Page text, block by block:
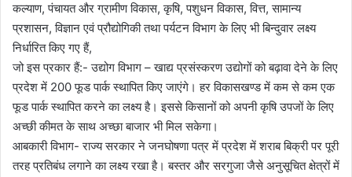
कल्याण, पंचायत और ग्रामीण विकास, कृषि, पशुधन विकास, वित्त, सामान्य
प्रशासन, विज्ञान एवं प्रौद्योगिकी तथा पर्यटन विभाग के लिए भी बिन्दुवार लक्ष्य
निर्धारित किए गए हैं,
जो इस प्रकार हैं:- उद्योग विभाग – खाद्य प्रसंस्करण उद्योगों को बढ़ावा देने के लिए
प्रदेश में 200 फूड पार्क स्थापित किए जाएंगे। हर विकासखण्ड में कम से कम एक
फूड पार्क स्थापित करने का लक्ष्य है। इससे किसानों को अपनी कृषि उपजों के लिए
अच्छी कीमत के साथ अच्छा बाजार भी मिल सकेगा।
आबकारी विभाग- राज्य सरकार ने जनघोषणा पत्र में प्रदेश में शराब बिक्री पर पूरी
तरह प्रतिबंध लगाने का लक्ष्य रखा है। बस्तर और सरगुजा जैसे अनुसूचित क्षेत्रों में